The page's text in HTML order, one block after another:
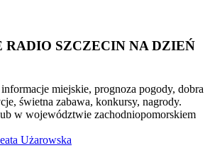
RADIO SZCZECIN NA DZIEŃ
miejskie, prognoza pogody, dobra
świetna zabawa, konkursy, nagrody.
w województwie zachodniopomorskiem
Użarowska